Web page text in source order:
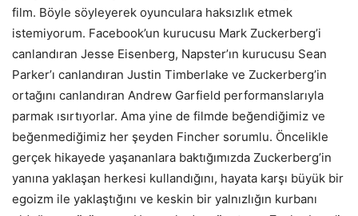
film. Böyle söyleyerek oyunculara haksızlık etmek
istemiyorum. Facebook’un kurucusu Mark Zuckerberg’i
canlandıran Jesse Eisenberg, Napster’ın kurucusu Sean
Parker’ı canlandıran Justin Timberlake ve Zuckerberg’in
ortağını canlandıran Andrew Garfield performanslarıyla
parmak ısırtıyorlar. Ama yine de filmde beğendiğimiz ve
beğenmediğimiz her şeyden Fincher sorumlu. Öncelikle
gerçek hikayede yaşananlara baktığımızda Zuckerberg’in
yanına yaklaşan herkesi kullandığını, hayata karşı büyük bir
egoizm ile yaklaştığını ve keskin bir yalnızlığın kurbanı